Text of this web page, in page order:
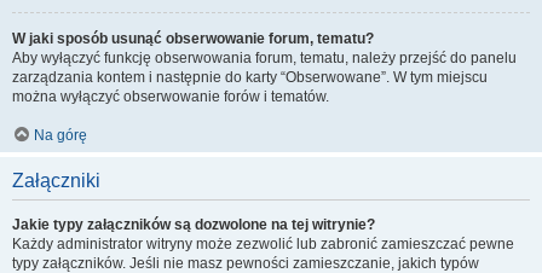
W jaki sposób usunąć obserwowanie forum, tematu?
Aby wyłączyć funkcję obserwowania forum, tematu, należy przejść do panelu
zarządzania kontem i następnie do karty “Obserwowane”. W tym miejscu
można wyłączyć obserwowanie forów i tematów.
Na górę
Załączniki
Jakie typy załączników są dozwolone na tej witrynie?
Każdy administrator witryny może zezwolić lub zabronić zamieszczać pewne
typy załączników. Jeśli nie masz pewności zamieszczanie, jakich typów